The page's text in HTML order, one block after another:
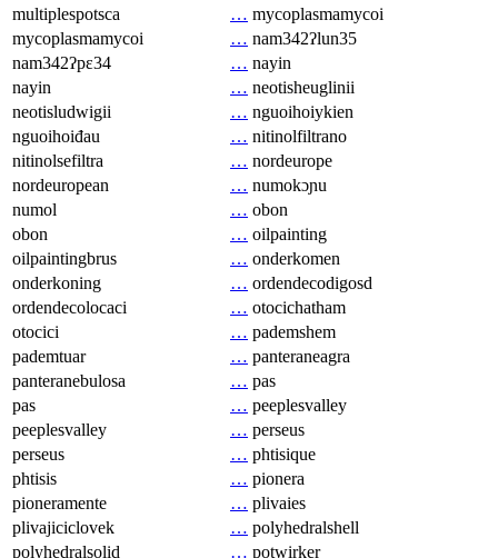
multiplespotsca
… mycoplasmamycoi
mycoplasmamycoi
… nam342ʔlun35
nam342ʔpɛ34
… nayin
nayin
… neotisheuglinii
neotisludwigii
… nguoihoiykien
nguoihoiđau
… nitinolfiltrano
nitinolsefiltra
… nordeurope
nordeuropean
… numokɔɲu
numol
… obon
obon
… oilpainting
oilpaintingbrus
… onderkomen
onderkoning
… ordendecodigosd
ordendecolocaci
… otocichatham
otocici
… pademshem
pademtuar
… panteraneagra
panteranebulosa
… pas
pas
… peeplesvalley
peeplesvalley
… perseus
perseus
… phtisique
phtisis
… pionera
pioneramente
… plivaies
plivajiciclovek
… polyhedralshell
polyhedralsolid
… potwirker